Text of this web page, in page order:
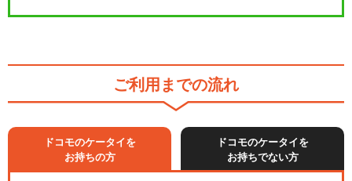
ご利用までの流れ
ドコモのケータイを
お持ちの方
ドコモのケータイを
お持ちでない方